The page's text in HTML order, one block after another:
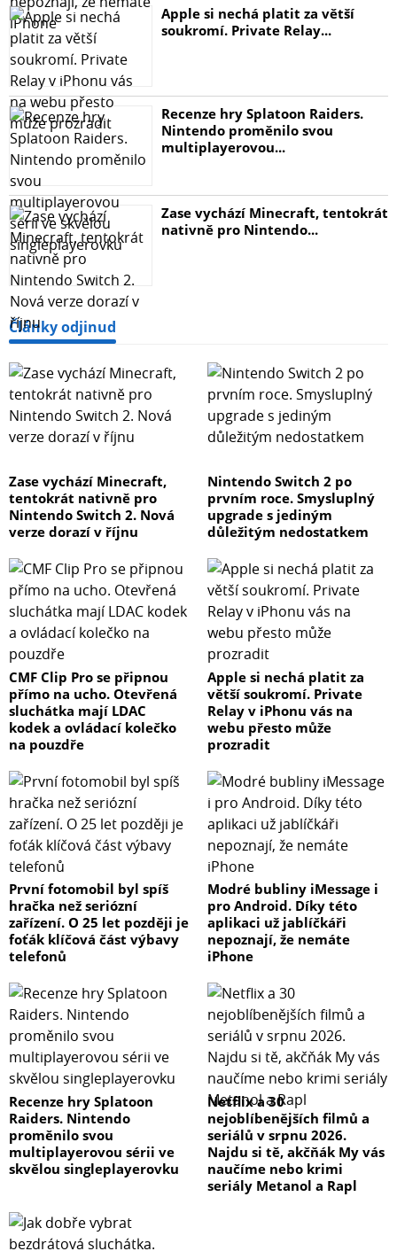
Apple si nechá platit za větší
soukromí. Private Relay...
Recenze hry Splatoon Raiders.
Nintendo proměnilo svou
multiplayerovou...
Zase vychází Minecraft, tentokrát
nativně pro Nintendo...
Články odjinud
Zase vychází Minecraft,
tentokrát nativně pro
Nintendo Switch 2. Nová
verze dorazí v říjnu
Nintendo Switch 2 po
prvním roce. Smysluplný
upgrade s jediným
důležitým nedostatkem
CMF Clip Pro se připnou
přímo na ucho. Otevřená
sluchátka mají LDAC
kodek a ovládací kolečko
na pouzdře
Apple si nechá platit za
větší soukromí. Private
Relay v iPhonu vás na
webu přesto může
prozradit
První fotomobil byl spíš
hračka než seriózní
zařízení. O 25 let později je
foťák klíčová část výbavy
telefonů
Modré bubliny iMessage i
pro Android. Díky této
aplikaci už jablíčkáři
nepoznají, že nemáte
iPhone
Recenze hry Splatoon
Raiders. Nintendo
proměnilo svou
multiplayerovou sérii ve
skvělou singleplayerovku
Netflix a 30
nejoblíbenějších filmů a
seriálů v srpnu 2026.
Najdu si tě, akčňák My vás
naučíme nebo krimi
seriály Metanol a Rapl